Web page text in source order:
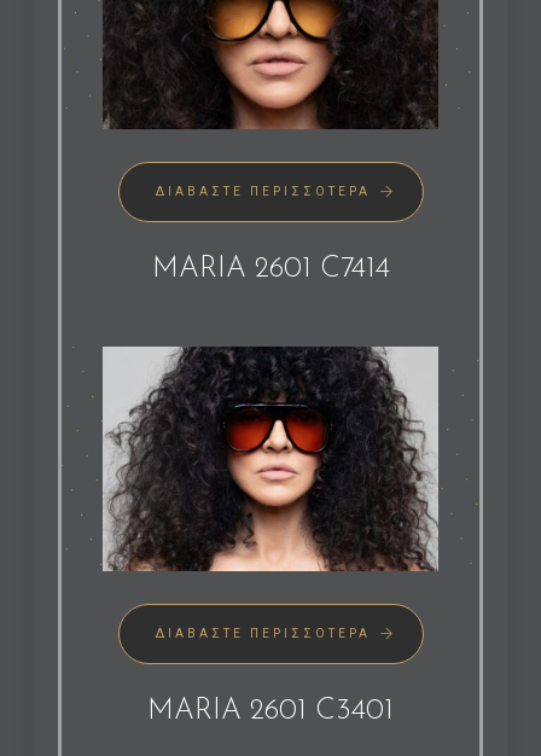
ΔΙΑΒΆΣΤΕ ΠΕΡΙΣΣΌΤΕΡΑ
MARIA 2601 C7414
ΔΙΑΒΆΣΤΕ ΠΕΡΙΣΣΌΤΕΡΑ
MARIA 2601 C3401